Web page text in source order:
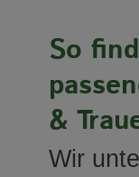
So
&
Wir